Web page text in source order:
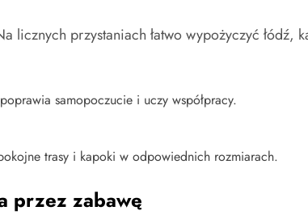
przystaniach łatwo wypożyczyć łódź,
samopoczucie i uczy współpracy.
trasy i kapoki w odpowiednich rozmiarach.
przez zabawę